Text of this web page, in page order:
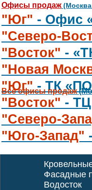
Офисы продаж(Москва
"Юг" - Офис
"Северо-
"Восток" -
"Новая
"Юг"- ТК
"Восток" -
"Северо-
"Юго-Запад"
Все офисы продаж
Фасадные
Водосток